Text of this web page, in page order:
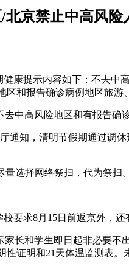
京禁止中高风险
健康提示内容如下：不去
和报告确诊病例地区旅游
中高风险地区和有报告
通知，清明节假期通过调
量选择网络祭扫，代为祭
要求8月15日前返京外，
家长和学生即日起非必要
证明和21天体温监测表。